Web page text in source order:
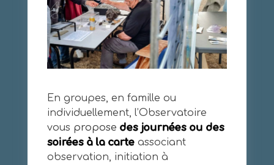
En groupes, en famille ou
individuellement, l’Observatoire
vous propose des journées ou des
soirées à la carteassociant
observation, initiation à